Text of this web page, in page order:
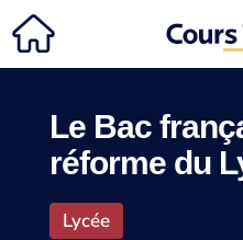
Le Bac
réforme du
Lycée